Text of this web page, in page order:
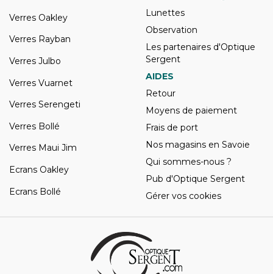
Verres Oakley
Verres Rayban
Verres Julbo
Verres Vuarnet
Verres Serengeti
Verres Bollé
Verres Maui Jim
Ecrans Oakley
Ecrans Bollé
Lunettes
Observation
Les partenaires d'Optique
Sergent
AIDES
Retour
Moyens de paiement
Frais de port
Nos magasins en Savoie
Qui sommes-nous ?
Pub d'Optique Sergent
Gérer vos cookies